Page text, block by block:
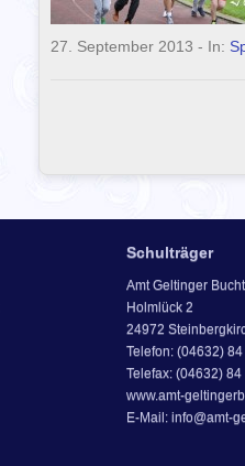
27. September 2013 - In:
Schulträger
Amt Geltinger Bucht
Holmlück 2
24972
Telefon: (04632)
Telefax: (04632) 84
www.amt-
E-Mail: info@amt-